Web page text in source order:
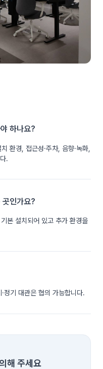
하나요?
환경, 접근성·주차, 음향·녹화,
.
곳인가요?
본 설치되어 있고 추가 환경을
정기 대관은 협의 가능합니다.
해 주세요